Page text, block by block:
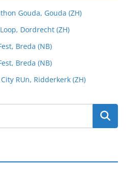
Gouda, Gouda (ZH)
Dordrecht (ZH)
Breda (NB)
Breda (NB)
RUn, Ridderkerk (ZH)